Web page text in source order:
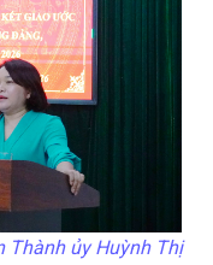
Thành ủy Huỳnh Thị